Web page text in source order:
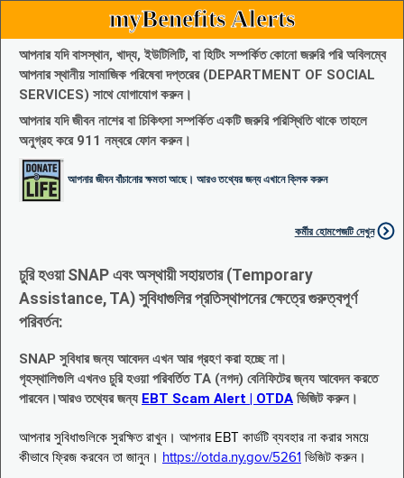
myBenefits Alerts
আপনার যদি বাসস্থান, খাদ্য, ইউটিলিটি, বা হিটিং সম্পর্কিত কোনো জরুরি পরি অবিলম্বে
আপনার স্থানীয় সামাজিক পরিষেবা দপ্তরের (DEPARTMENT OF SOCIAL
SERVICES) সাথে যোগাযোগ করুন।
আপনার যদি জীবন নাশের বা চিকিৎসা সম্পর্কিত একটি জরুরি পরিস্থিতি থাকে তাহলে
অনুগ্রহ করে 911 নম্বরে ফোন করুন।
আপনার জীবন বাঁচানোর ক্ষমতা আছে। আরও তথ্যের জন্য এখানে ক্লিক করুন
কর্মীর হোমপেজটি দেখুন
চুরি হওয়া SNAP এবং অস্থায়ী সহায়তার (Temporary
Assistance, TA) সুবিধাগুলির প্রতিস্থাপনের ক্ষেত্রে গুরুত্বপূর্ণ
পরিবর্তন:
SNAP সুবিধার জন্য আবেদন এখন আর গ্রহণ করা হচ্ছে না।
গৃহস্থালিগুলি এখনও চুরি হওয়া পরিবর্তিত TA (নগদ) বেনিফিটের জ্নয আবেদন করতে
পারবেন।আরও তথ্যের জন্য EBT Scam Alert | OTDA ভিজিট করুন।
আপনার সুবিধাগুলিকে সুরক্ষিত রাখুন। আপনার EBT কার্ডটি ব্যবহার না করার সময়ে
কীভাবে ফ্রিজ করবেন তা জানুন। https://otda.ny.gov/5261 ভিজিট করুন।